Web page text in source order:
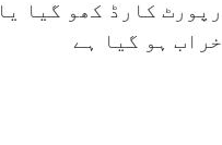
رپورٹ کارڈ کھو گیا یا
خراب ہو گيا ہے